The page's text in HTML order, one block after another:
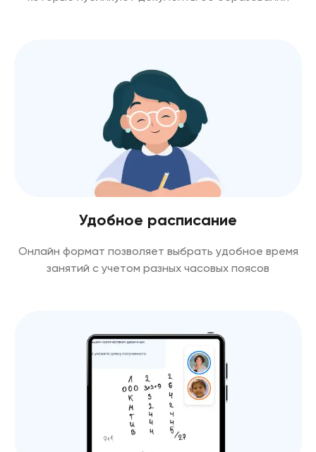
Удобное расписание
Онлайн формат позволяет выбрать удобное время
занятий с учетом разных часовых поясов